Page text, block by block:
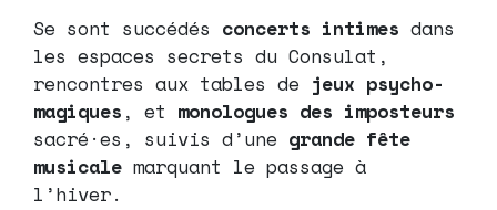
Se sont succédés concerts intimes dans
les espaces secrets du Consulat,
rencontres aux tables de jeux psycho-
magiques , et monologues des imposteurs
sacré·es, suivis d’une grande fête
musicale marquant le passage à
l’hiver.